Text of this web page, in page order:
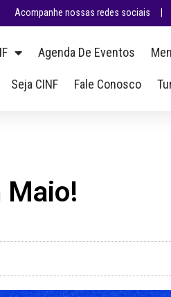
Acompanhe nossas redes sociais |
Agenda De Eventos
Seja CINF Fale Conosco
Maio!